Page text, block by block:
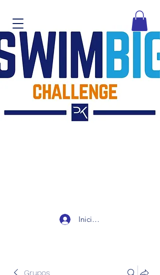
Iniciar sesión
Grupos